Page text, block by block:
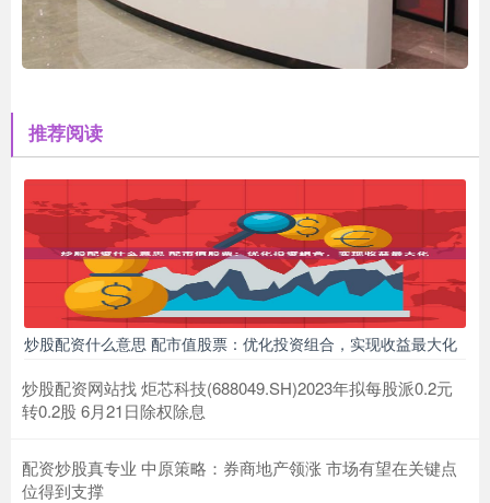
推荐阅读
炒股配资什么意思 配市值股票：优化投资组合，实现收益最大化
炒股配资网站找 炬芯科技(688049.SH)2023年拟每股派0.2元
转0.2股 6月21日除权除息
配资炒股真专业 中原策略：券商地产领涨 市场有望在关键点
位得到支撑